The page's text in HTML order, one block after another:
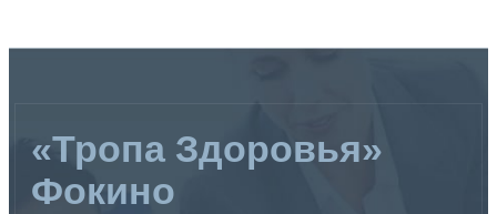
«Тропа Здоровья»
Фокино